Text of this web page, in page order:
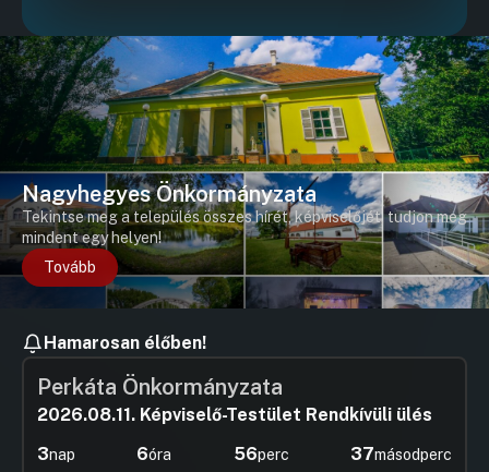
Nagyhegyes Önkormányzata
Tekintse meg a település összes hírét, képviselőjét, tudjon meg
mindent egy helyen!
Tovább
Hamarosan élőben!
Perkáta Önkormányzata
2026.08.11. Képviselő-Testület Rendkívüli ülés
3nap 6óra 56perc 37másodperc